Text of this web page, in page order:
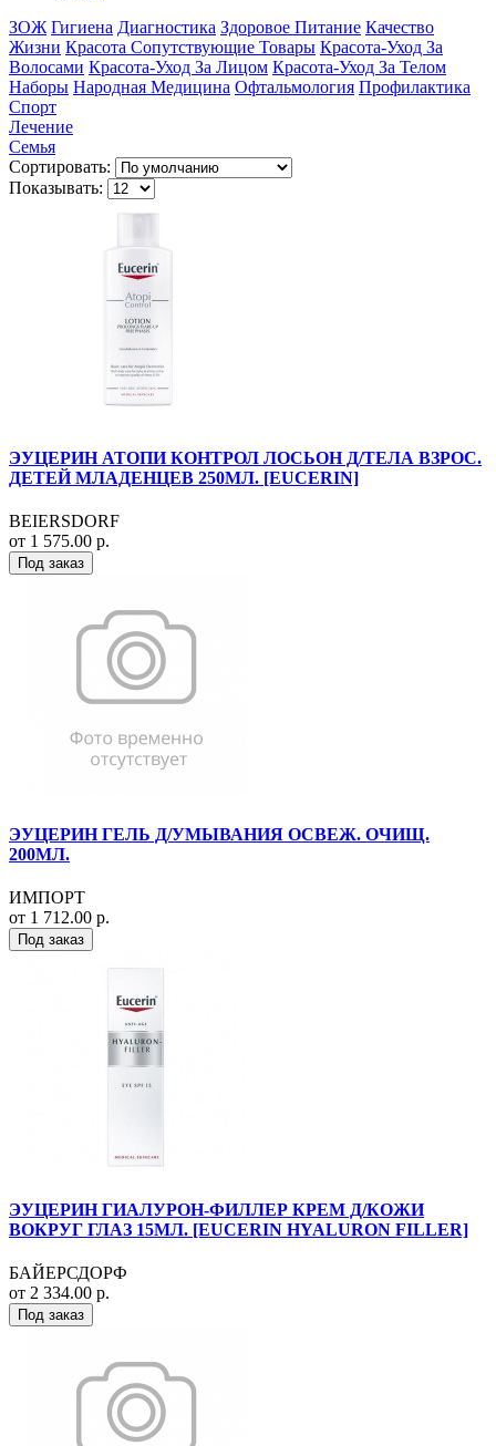
ЗОЖ Гигиена Диагностика Здоровое Питание Качество
Жизни Красота Сопутствующие Товары Красота-Уход За
Волосами Красота-Уход За Лицом Красота-Уход За Телом
Наборы Народная Медицина Офтальмология Профилактика
Спорт
Лечение
Семья
Сортировать:
Показывать:
ЭУЦЕРИН АТОПИ КОНТРОЛ ЛОСЬОН Д/ТЕЛА ВЗРОС.
ДЕТЕЙ МЛАДЕНЦЕВ 250МЛ. [EUCERIN]
BEIERSDORF
от 1 575.00 р.
Под заказ
ЭУЦЕРИН ГЕЛЬ Д/УМЫВАНИЯ ОСВЕЖ. ОЧИЩ.
200МЛ.
ИМПОРТ
от 1 712.00 р.
Под заказ
ЭУЦЕРИН ГИАЛУРОН-ФИЛЛЕР КРЕМ Д/КОЖИ
ВОКРУГ ГЛАЗ 15МЛ. [EUCERIN HYALURON FILLER]
БАЙЕРСДОРФ
от 2 334.00 р.
Под заказ